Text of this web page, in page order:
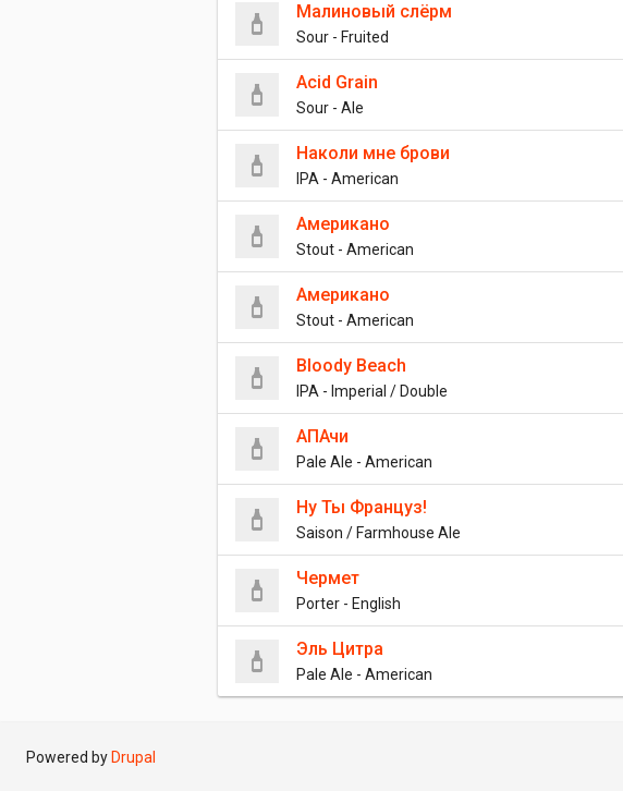
Малиновый слёрм
Sour - Fruited
Acid Grain
Sour - Ale
Наколи мне брови
IPA - American
Американо
Stout - American
Американо
Stout - American
Bloody Beach
IPA - Imperial / Double
АПАчи
Pale Ale - American
Ну Ты Француз!
Saison / Farmhouse Ale
Чермет
Porter - English
Эль Цитра
Pale Ale - American
Powered by Drupal